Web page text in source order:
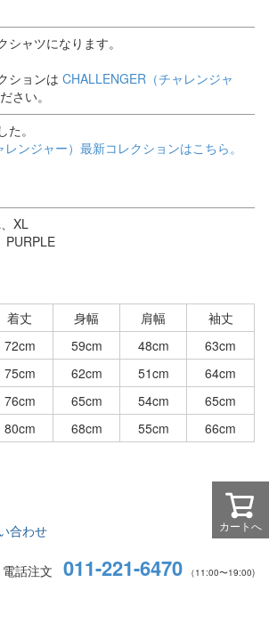
ャツになります。
ションは CHALLENGER（チャレンジャ
さい。
。
ンジャー）最新コレクションはこちら。
XL
PURPLE
着丈 身幅 肩幅
袖丈
72cm 59cm 48cm
63cm
75cm 62cm 51cm
64cm
76cm 65cm 54cm
65cm
80cm 68cm 55cm 66cm
合わせ
電話注文 011-221-6470 （11:00〜19:00)
カートへ